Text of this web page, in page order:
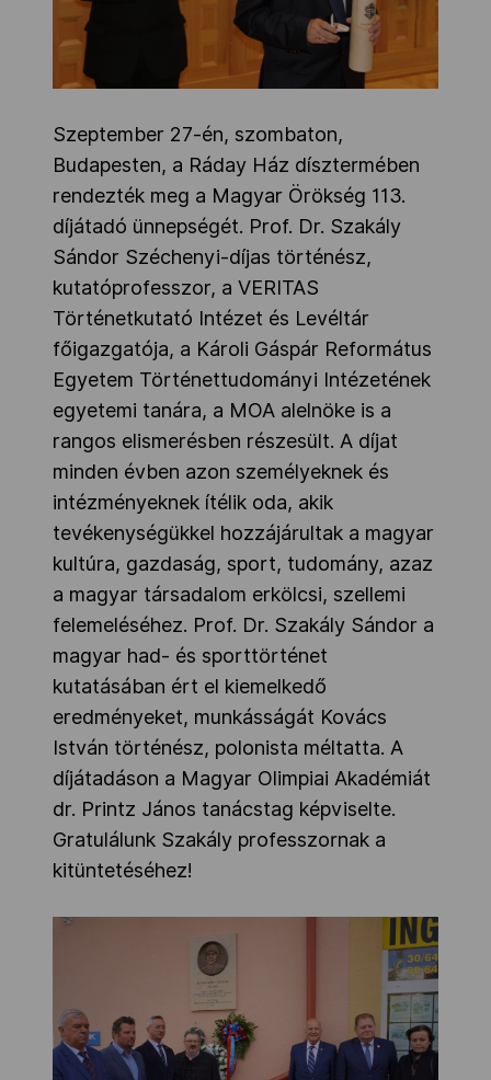
Szeptember 27-én, szombaton,
Budapesten, a Ráday Ház dísztermében
rendezték meg a Magyar Örökség 113.
díjátadó ünnepségét. Prof. Dr. Szakály
Sándor Széchenyi-díjas történész,
kutatóprofesszor, a VERITAS
Történetkutató Intézet és Levéltár
főigazgatója, a Károli Gáspár Református
Egyetem Történettudományi Intézetének
egyetemi tanára, a MOA alelnöke is a
rangos elismerésben részesült. A díjat
minden évben azon személyeknek és
intézményeknek ítélik oda, akik
tevékenységükkel hozzájárultak a magyar
kultúra, gazdaság, sport, tudomány, azaz
a magyar társadalom erkölcsi, szellemi
felemeléséhez. Prof. Dr. Szakály Sándor a
magyar had- és sporttörténet
kutatásában ért el kiemelkedő
eredményeket, munkásságát Kovács
István történész, polonista méltatta. A
díjátadáson a Magyar Olimpiai Akadémiát
dr. Printz János tanácstag képviselte.
Gratulálunk Szakály professzornak a
kitüntetéséhez!